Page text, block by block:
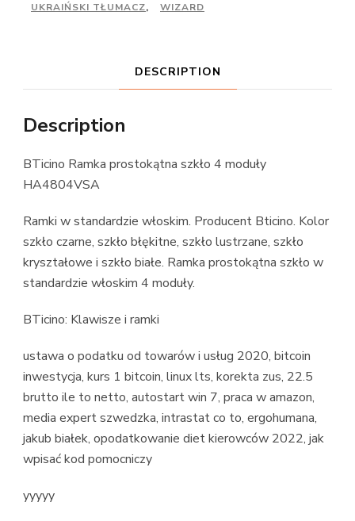
UKRAIŃSKI TŁUMACZ, WIZARD
DESCRIPTION
Description
BTicino Ramka prostokątna szkło 4 moduły
HA4804VSA
Ramki w standardzie włoskim. Producent Bticino. Kolor
szkło czarne, szkło błękitne, szkło lustrzane, szkło
kryształowe i szkło białe. Ramka prostokątna szkło w
standardzie włoskim 4 moduły.
BTicino: Klawisze i ramki
ustawa o podatku od towarów i usług 2020, bitcoin
inwestycja, kurs 1 bitcoin, linux lts, korekta zus, 22.5
brutto ile to netto, autostart win 7, praca w amazon,
media expert szwedzka, intrastat co to, ergohumana,
jakub białek, opodatkowanie diet kierowców 2022, jak
wpisać kod pomocniczy
yyyyy